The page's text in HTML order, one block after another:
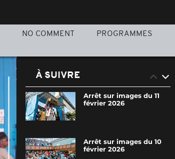
NO COMMENT PROGRAMMES
À SUIVRE
Arrêt sur images du 11
février 2026
Arrêt sur images du 10
février 2026